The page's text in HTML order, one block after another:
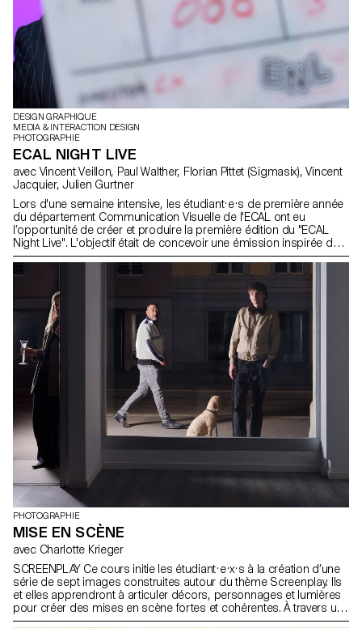
DESIGN GRAPHIQUE
MEDIA & INTERACTION DESIGN
PHOTOGRAPHIE
ECAL NIGHT LIVE
avec Vincent Veillon, Paul Walther, Florian Pittet (Sigmasix), Vincent
Jacquier, Julien Gurtner
Lors d'une semaine intensive, les étudiant·e·s de première année
du département Communication Visuelle de l'ECAL ont eu
l’opportunité de créer et produire la première édition du "ECAL
Night Live". L'objectif était de concevoir une émission inspirée des
formats télévisés satiriques. Répartis en équipes
pluridisciplinaires, regroupant des étudiant·e·s du Bachelor en
Design Graphique, Media & Interaction Design et Photographie, ils
ont collaboré par équipe pour créer tout le contenu, les décors et
l'habillage de l'émission, réalisant ainsi un projet 100% fait maison
en un temps record. Le thème principal portait sur l’autodérision,
ciblant les métiers de la communication visuelle, les étudiant.e.s et
l'institution elle-même, avec une petite touche d'actualité. Ce projet
a été encadré par Vincent Veillon et Paul Walther, réalisateurs
notamment de l’émission "52 minutes" sur la RTS, ainsi que par
Florian Pittet, expert en scénographie digitale, qui a accompagné
la création du plateau de tournage de l'émission.
PHOTOGRAPHIE
MISE EN SCÈNE
avec Charlotte Krieger
SCREENPLAY Ce cours initie les étudiant·e·x·s à la création d’une
série de sept images construites autour du thème Screenplay. Ils
et elles apprendront à articuler décors, personnages et lumières
pour créer des mises en scène fortes et cohérentes. À travers une
approche pratique et technique, le cours développe leur capacité